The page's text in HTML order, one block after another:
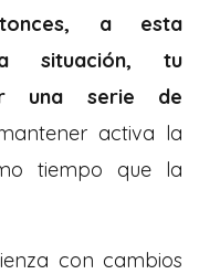
a esta
situación, tu
una serie de
activa la
tiempo que la
con cambios